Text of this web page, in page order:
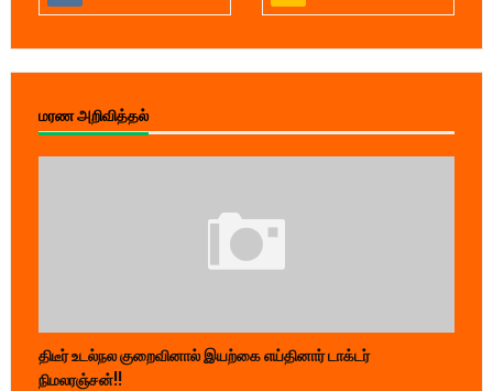
மரண அறிவித்தல்
திடீர் உடல்நல குறைவினால் இயற்கை எய்தினார் டாக்டர்
நிமலரஞ்சன்!!